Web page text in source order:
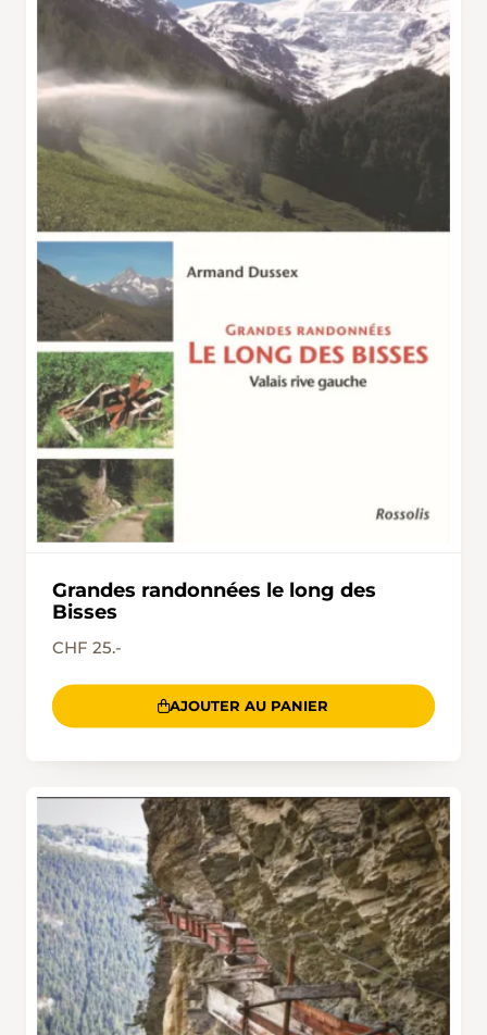
Grandes randonnées le long des
Bisses
CHF 25.-
AJOUTER AU PANIER